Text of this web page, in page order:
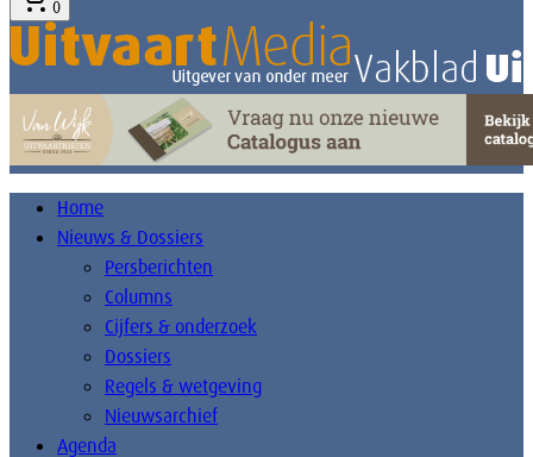
0
Home
Nieuws & Dossiers
Persberichten
Columns
Cijfers & onderzoek
Dossiers
Regels & wetgeving
Nieuwsarchief
Agenda